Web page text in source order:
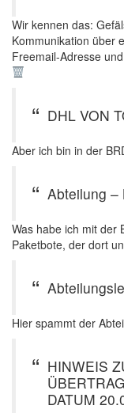
Wir kennen das:
Kommunikation über
Freemail-Adresse
DHL VON
Aber ich bin in der
Abteilung –
Was habe ich mit der
Paketbote, der dort
Hier spammt der
HINWEIS
DATUM